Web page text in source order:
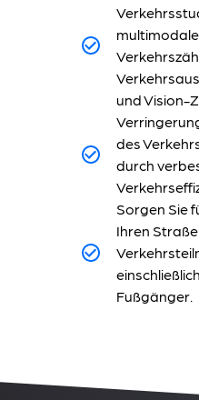
multimodale
und Vision-
des
durch
Sorgen Sie
Ihren
Fußgänger.